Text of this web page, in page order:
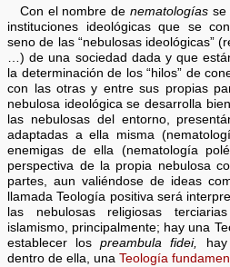
Con el nombre de nematologíasse
instituciones ideológicas que se
seno de las “nebulosas ideológicas”
…) de una sociedad dada y que
la determinación de los “hilos” de
con las otras y entre sus propias
nebulosa ideológica se desarrolla
las nebulosas del entorno,
adaptadas a ella misma
enemigas de ella (nematología
perspectiva de la propia nebulosa
partes, aun valiéndose de ideas
llamada Teología positiva será
las nebulosas religiosas
islamismo, principalmente; hay una
establecer lospreambula fidei, hay
dentro de ella, unaTeología